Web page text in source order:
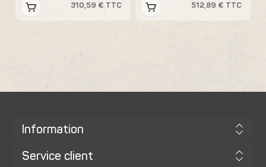
310,59 € TTC
512,89 € TTC
Information
Service client